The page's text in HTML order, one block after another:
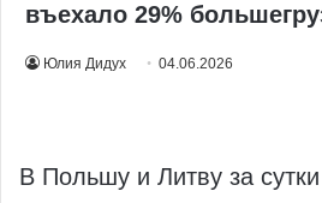
въехало 29%
Юлия Дидух 04.06.2026
В Польшу и Литву за